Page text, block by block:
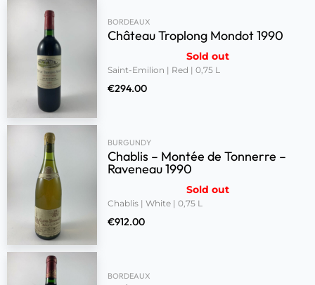
BORDEAUX
Château Troplong Mondot 1990
Sold out
Saint-Emilion | Red | 0,75 L
€294.00
BURGUNDY
Chablis – Montée de Tonnerre –
Raveneau 1990
Sold out
Chablis | White | 0,75 L
€912.00
BORDEAUX